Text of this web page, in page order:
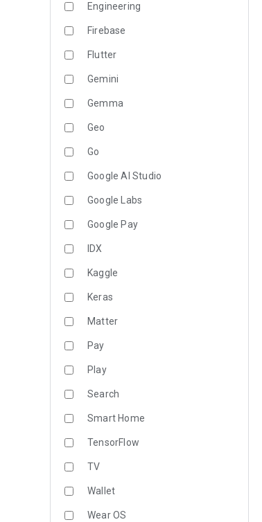
Engineering
Firebase
Flutter
Gemini
Gemma
Geo
Go
Google AI Studio
Google Labs
Google Pay
IDX
Kaggle
Keras
Matter
Pay
Play
Search
Smart Home
TensorFlow
TV
Wallet
Wear OS